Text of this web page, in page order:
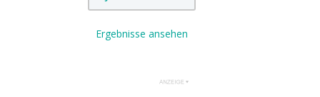
Ergebnisse ansehen